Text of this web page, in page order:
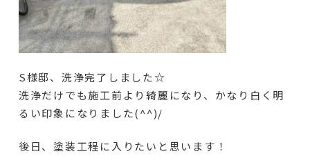
S様邸、洗浄完了しました☆
洗浄だけでも施工前より綺麗になり、かなり白く明
るい印象になりました(^^)/
後日、塗装工程に入りたいと思います！